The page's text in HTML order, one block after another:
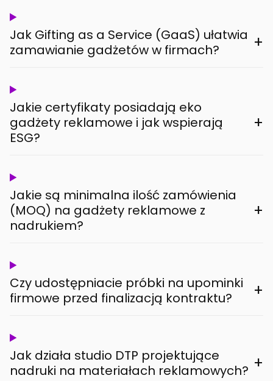
Jak Gifting as a Service (GaaS) ułatwia
zamawianie gadżetów w firmach?
+
Jakie certyfikaty posiadają eko
gadżety reklamowe i jak wspierają
ESG?
+
Jakie są minimalna ilość zamówienia
(MOQ) na gadżety reklamowe z
nadrukiem?
+
Czy udostępniacie próbki na upominki
firmowe przed finalizacją kontraktu?
+
Jak działa studio DTP projektujące
nadruki na materiałach reklamowych? +